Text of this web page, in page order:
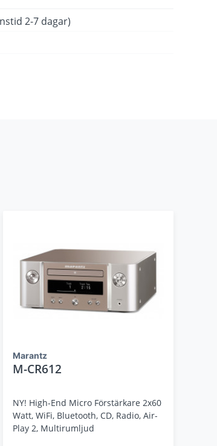
2-7 dagar)
Marantz
M-CR612
NY! High-End Micro Förstärkare 2x60
Watt, WiFi, Bluetooth, CD, Radio, Air-
Play 2, Multirumljud